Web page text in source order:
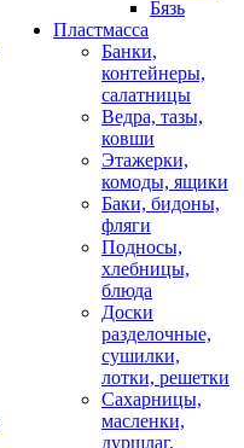
Бязь
Пластмасса
Банки,
контейнеры,
салатницы
Ведра, тазы,
ковши
Этажерки,
комоды, ящики
Баки, бидоны,
фляги
Подносы,
хлебницы,
блюда
Доски
разделочные,
сушилки,
лотки, решетки
Сахарницы,
масленки,
дуршлаг,